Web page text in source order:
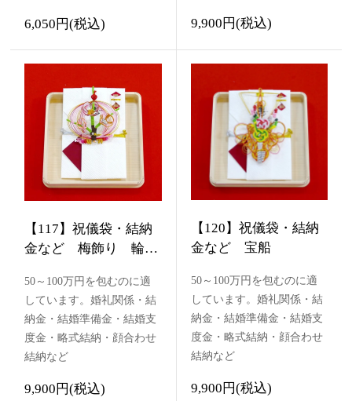
6,050円(税込) 9,900円(税込)
【117】祝儀袋・結納
金など 梅飾り 輪付
50～100万円を包むのに適
しています。婚礼関係・結
納金・結婚準備金・結婚支
度金・略式結納・顔合わせ
結納など
9,900円(税込)
【120】祝儀袋・結納
金など 宝船
50～100万円を包むのに適
しています。婚礼関係・結
納金・結婚準備金・結婚支
度金・略式結納・顔合わせ
結納など
9,900円(税込)